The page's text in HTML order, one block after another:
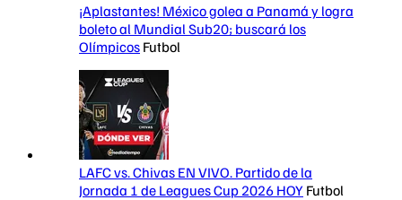
¡Aplastantes! México golea a Panamá y logra
boleto al Mundial Sub20; buscará los
Olímpicos Futbol
LAFC vs. Chivas EN VIVO. Partido de la
Jornada 1 de Leagues Cup 2026 HOY Futbol